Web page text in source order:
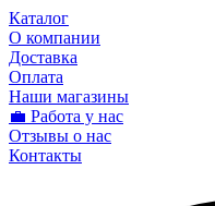
Каталог
О компании
Доставка
Оплата
Наши магазины
💼 Работа у нас
Отзывы о нас
Контакты